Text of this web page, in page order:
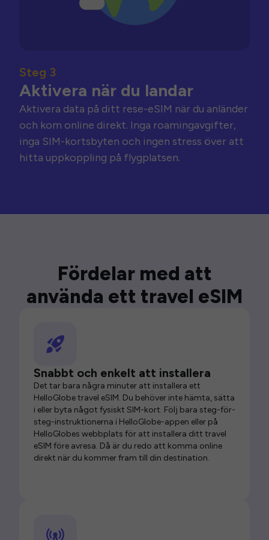
Steg 3
Aktivera när du landar
Aktivera data på ditt rese-eSIM när du anländer
och kom online direkt. Inga roamingavgifter,
inga SIM-kortsbyten och ingen stress över att
hitta uppkoppling på flygplatsen.
Fördelar med att
använda ett travel eSIM
Snabbt och enkelt att installera
Det tar bara några minuter att installera ett
HelloGlobe travel eSIM. Du behöver inte hämta, sätta
i eller byta något fysiskt SIM-kort. Följ bara steg-för-
steg-instruktionerna i HelloGlobe-appen eller på
HelloGlobes webbplats för att installera ditt travel
eSIM före avresa. Då är du redo att komma online
direkt när du kommer fram till din destination.